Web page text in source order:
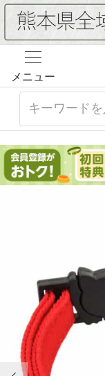
メニュー
前の画像